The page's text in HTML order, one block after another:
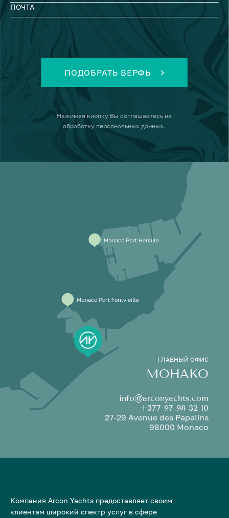
ПОЧТА
ПОДОБРАТЬ ВЕРФЬ
Нажимая кнопку Вы соглашаетесь на
обработку персональных данных.
ГЛАВНЫЙ ОФИС
МОНАКО
info@arconyachts.com
+377 97 98 32 10
27-29 Avenue des Papalins
98000 Monaco
Компания Arcon Yachts предоставляет своим
клиентам широкий спектр услуг в сфере